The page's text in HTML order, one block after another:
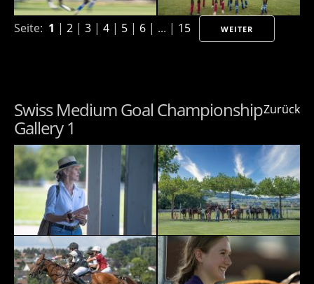
Seite: 1 | 2 | 3 | 4 | 5 | 6 | ... | 15 WEITER
Zurück
Swiss Medium Goal Championship
Gallery 1